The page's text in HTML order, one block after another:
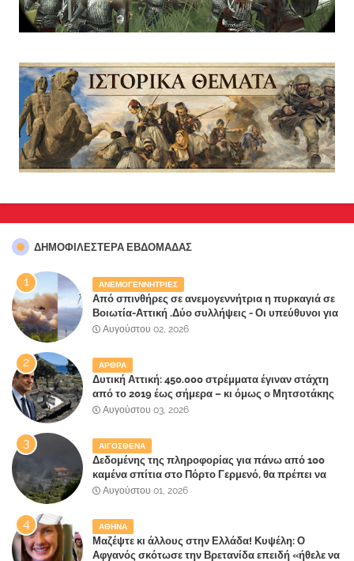
ΔΗΜΟΦΙΛΈΣΤΕΡΑ ΕΒΔΟΜΆΔΑΣ
ΑΝΕΜΟΓΕΝΝΗΤΡΙΕΣ
Από σπινθήρες σε ανεμογεννήτρια η πυρκαγιά σε
Βοιωτία-Αττική .Δύο συλλήψεις - Οι υπεύθυνοι για
την λάθος διαχείριση της κατάσβεσης θα
Αυγούστου 02, 2026
ΑΡΘΡΑ
Δυτική Αττική: 450.000 στρέμματα έγιναν στάχτη
από το 2019 έως σήμερα – κι όμως ο Μητσοτάκης
έλαβε 40% και 45% στις εκλογές του 2023,ενώ 50%
Αυγούστου 03, 2026
ΑΙΓΟΣΘΕΝΑ
Δεδομένης της πληροφορίας για πάνω από 100
καμένα σπίτια στο Πόρτο Γερμενό, θα πρέπει να
αναζητηθούν ευθύνες για την ολοσχερή
επίγειου παραδείσου της Αττικής
Αυγούστου 01, 2026
ΑΘΗΝΑ
Μαζέψτε κι άλλους στην Ελλάδα! Κυψέλη: Ο
Αφγανός σκότωσε την Βρετανίδα επειδή «ήθελε να